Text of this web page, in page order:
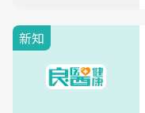
新知